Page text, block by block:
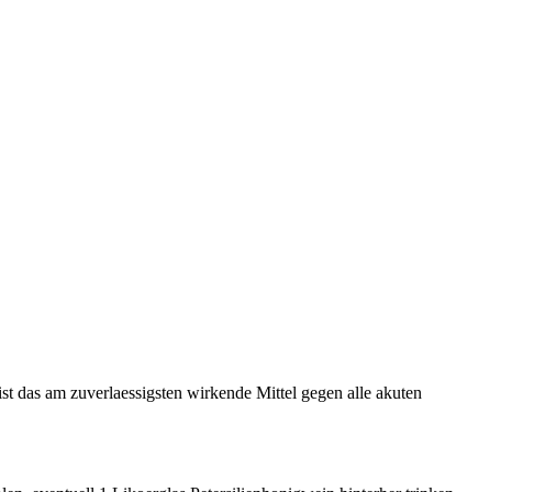
am zuverlaessigsten wirkende Mittel gegen alle akuten